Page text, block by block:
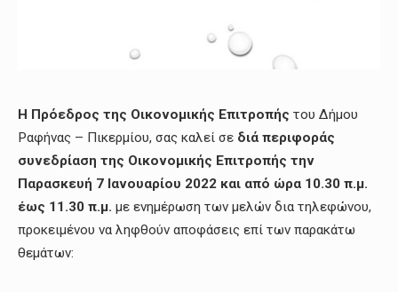
Η Π ρόεδρος της Οικονομικής Επιτροπής του Δήμου
Ραφήνας – Πικερμίου, σας καλεί σε διά περιφοράς
συνεδρίαση της Οικονομικής Επιτροπής την
Παρασκευή 7 Ιανουαρίου 2022 και από ώρα 10.30 π.μ.
έως 11.30 π.μ. με ενημέρωση των μελών δια τηλεφώνου,
προκειμένου να ληφθούν αποφάσεις επί των παρακάτω
θεμάτων: